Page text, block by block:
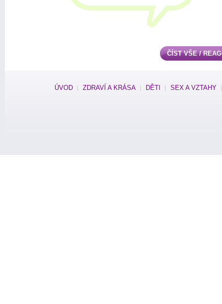
ČÍST VŠE /
ÚVOD ZDRAVÍ A KRÁSA DĚTI SEX A VZTAHY